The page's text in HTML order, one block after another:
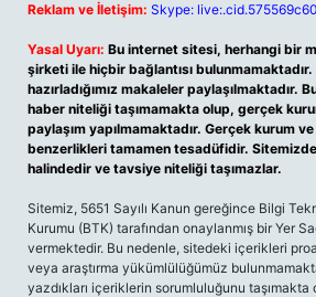
Reklam ve İletişim: Skype:
Yasal Uyarı: Bu internet sitesi, herhangi bir
şirketi ile hiçbir bağlantısı
hazırladığımız makaleler paylaşılmaktadır.
haber niteliği taşımamakta olup, gerçek
paylaşım yapılmamaktadır. Gerçek kurum
benzerlikleri tamamen tesadüfidir.
halindedir ve tavsiye niteliği taşımazlar.
Sitemiz, 5651 Sayılı Kanun gereğince Bilgi
Kurumu (BTK) tarafından onaylanmış bir Yer
vermektedir. Bu nedenle, sitedeki içerikleri
veya araştırma yükümlülüğümüz
yazdıkları içeriklerin sorumluluğunu